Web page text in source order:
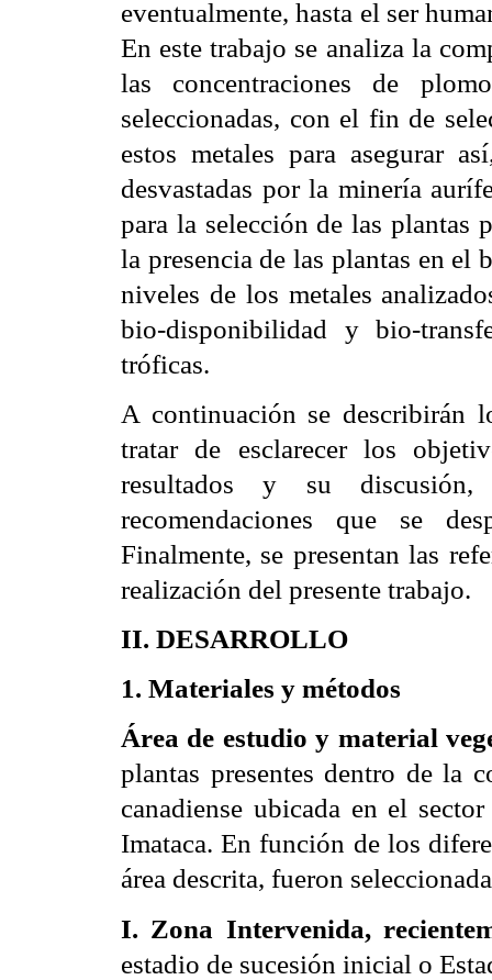
eventualmente, hasta el ser
En este trabajo se analiza la
las concentraciones de
seleccionadas, con el fin de
estos metales para asegurar
desvastadas por la minería
para la selección de las plantas
la presencia de las plantas en el
niveles de los metales
bio-disponibilidad y bio-
tróficas.
A continuación se describirán
tratar de esclarecer los
resultados y su
recomendaciones que se
Finalmente, se presentan las
realización del presente trabajo.
II. DESARROLLO
1. Materiales y métodos
Área de estudio y material
plantas presentes dentro de la
canadiense ubicada en el
Imataca. En función de los
área descrita, fueron
I. Zona Intervenida,
estadio de sucesión inicial o